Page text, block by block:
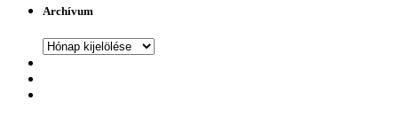
Archívum
Archívum